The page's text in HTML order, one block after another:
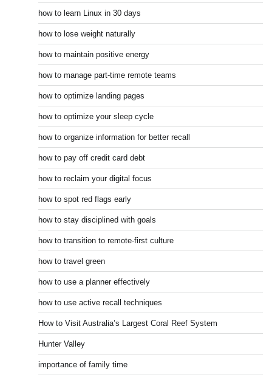
how to learn Linux in 30 days
how to lose weight naturally
how to maintain positive energy
how to manage part-time remote teams
how to optimize landing pages
how to optimize your sleep cycle
how to organize information for better recall
how to pay off credit card debt
how to reclaim your digital focus
how to spot red flags early
how to stay disciplined with goals
how to transition to remote-first culture
how to travel green
how to use a planner effectively
how to use active recall techniques
How to Visit Australia’s Largest Coral Reef System
Hunter Valley
importance of family time